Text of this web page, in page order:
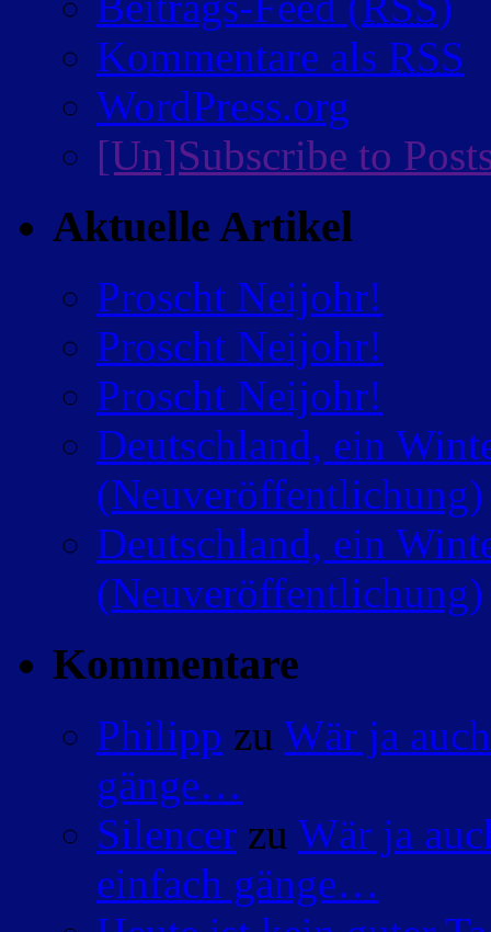
Kommentare als RSS
WordPress.org
[Un]Subscribe to
Aktuelle Artikel
Proscht Neijohr!
Proscht Neijohr!
Proscht Neijohr!
Deutschland, ein
(Neuveröffentlichung)
Deutschland, ein
(Neuveröffentlichung)
Kommentare
Philipp zu Wär ja
gänge…
Silencer zu Wär ja
einfach gänge…